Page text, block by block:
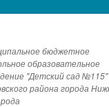
бюджетное
образовательное
"Детский сад №115"
района города